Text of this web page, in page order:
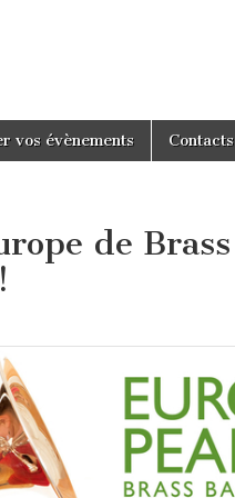
vos évènements Contacts
de Brass